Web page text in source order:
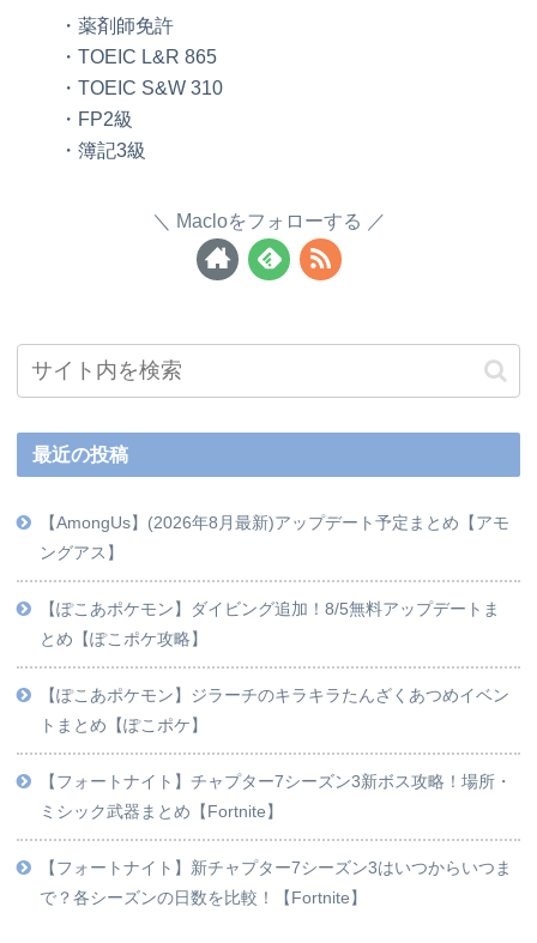
・薬剤師免許
・TOEIC L&R 865
・TOEIC S&W 310
・FP2級
・簿記3級
Macloをフォローする
最近の投稿
【AmongUs】(2026年8月最新)アップデート予定まとめ【アモ
ングアス】
【ぽこあポケモン】ダイビング追加！8/5無料アップデートま
とめ【ぽこポケ攻略】
【ぽこあポケモン】ジラーチのキラキラたんざくあつめイベン
トまとめ【ぽこポケ】
【フォートナイト】チャプター7シーズン3新ボス攻略！場所・
ミシック武器まとめ【Fortnite】
【フォートナイト】新チャプター7シーズン3はいつからいつま
で？各シーズンの日数を比較！【Fortnite】